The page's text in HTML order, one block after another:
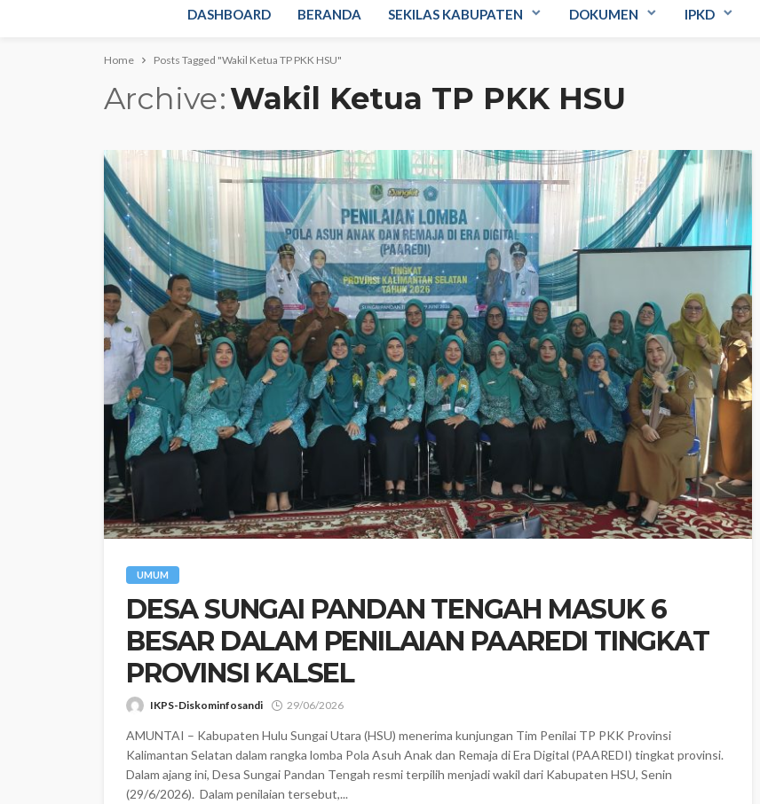
DASHBOARD BERANDA SEKILAS KABUPATEN DOKUMEN IPKD
Home Posts Tagged "Wakil Ketua TP PKK HSU"
Archive Wakil Ketua TP PKK HSU
UMUM
‎DESA SUNGAI PANDAN TENGAH MASUK 6
BESAR DALAM PENILAIAN PAAREDI TINGKAT
PROVINSI KALSEL
IKPS-Diskominfosandi 29/06/2026
AMUNTAI – Kabupaten Hulu Sungai Utara (HSU) menerima kunjungan Tim Penilai TP PKK Provinsi
Kalimantan Selatan dalam rangka lomba Pola Asuh Anak dan Remaja di Era Digital (PAAREDI) tingkat provinsi.
Dalam ajang ini, Desa Sungai Pandan Tengah resmi terpilih menjadi wakil dari Kabupaten HSU, Senin
(29/6/2026). ‎ ‎Dalam penilaian tersebut,...